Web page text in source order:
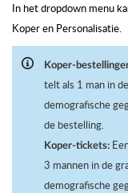
In het dropdown menu
Koper en Personalisatie.
Koper-
telt als 1 man in
demografische
de bestelling.
Koper-tickets:
3 mannen in de
demografische